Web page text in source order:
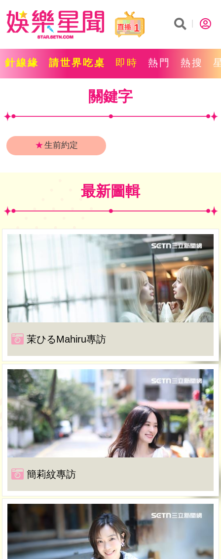
1
針線緣 請世界吃桌 即時 熱門 熱搜
關鍵字
★生前約定
最新圖輯
茉ひるMahiru專訪
簡莉紋專訪